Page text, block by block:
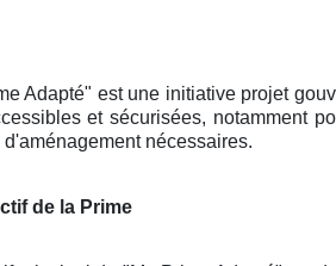
Adapté" est une initiative projet
et sécurisées, notamment
d'aménagement nécessaires.
de la Prime